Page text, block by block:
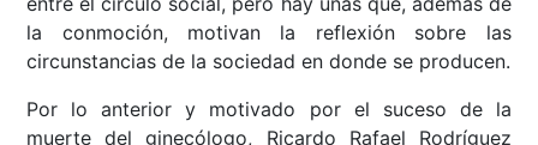
la conmoción, motivan la reflexión sobre las
circunstancias de la sociedad en donde se producen.
Por lo anterior y motivado por el suceso de la
muerte del ginecólogo, Ricardo Rafael Rodríguez